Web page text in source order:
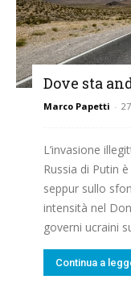
Dove sta
Marco Papetti -
L’invasione
Russia di Putin
seppur sullo
intensità nel
governi ucraini
Continua a